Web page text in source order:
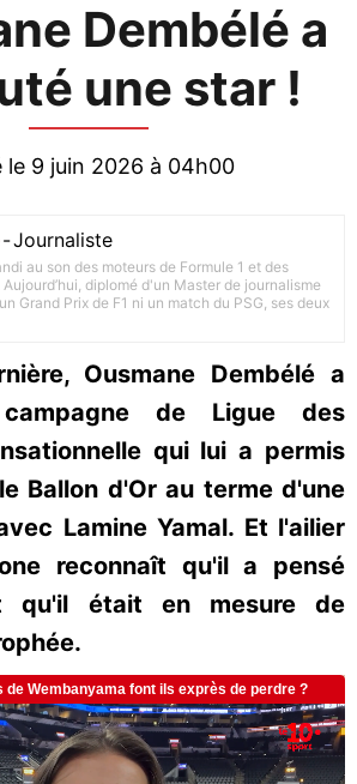
Dembélé a
une star !
le 9 juin 2026 à 04h00
-Journaliste
au son des moteurs de Formule 1 et des
diplomé d'un Master de journalisme
Grand Prix de F1 ni un match du PSG, ses deux
Ousmane Dembélé a
de Ligue des
qui lui a permis
Ballon d'Or au terme d'une
Lamine Yamal. Et l'ailier
reconnaît qu'il a pensé
qu'il était en mesure de